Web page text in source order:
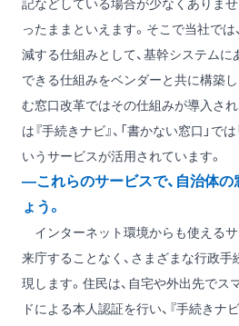
記などしている場合が少なくありま
ったままといえます。そこで当社で
減する仕組みとして、基幹システム
できる仕組みをベンダーと共に構築
む窓口改革ではその仕組みが導入され
は『手続きナビ』、「書かない窓口」で
いうサービスが活用されています。
―これらのサービスで、自治体の
ょう。
インターネット環境からも使えるサ
来庁することなく、さまざまな行政
現します。住民は、自宅や外出先でス
ドによる本人認証を行い、『手続きナ